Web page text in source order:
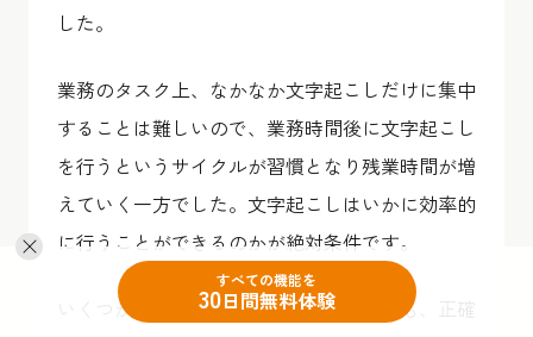
した。
業務のタスク上、なかなか文字起こしだけに集中
することは難しいので、業務時間後に文字起こし
を行うというサイクルが習慣となり残業時間が増
えていく一方でした。文字起こしはいかに効率的
に行うことができるのかが絶対条件です。
いくつか文字起こしツールを使ってみるも、正確
すべての機能を
30日間無料体験